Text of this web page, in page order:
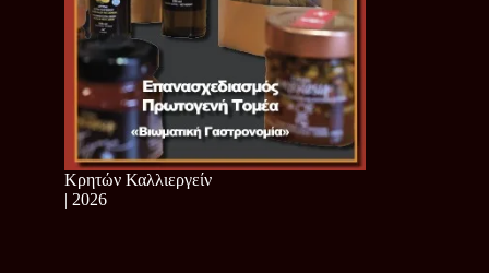
Κρητών Καλλιεργείν
| 2026